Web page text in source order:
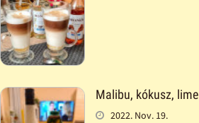
Malibu, kókusz, lime
2022. Nov. 19.